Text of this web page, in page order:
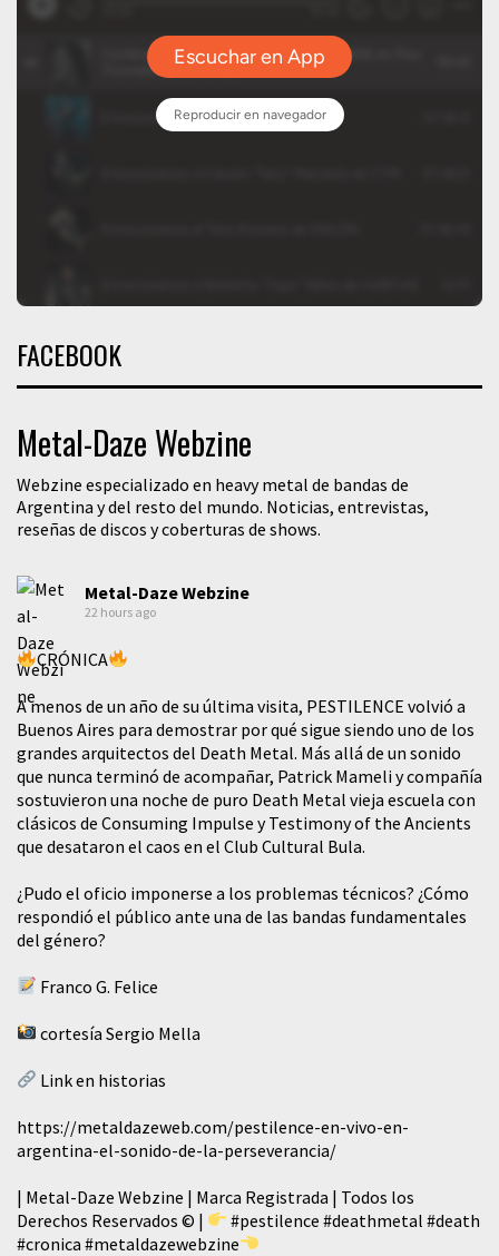
FACEBOOK
Metal-Daze Webzine
Webzine especializado en heavy metal de bandas de
Argentina y del resto del mundo. Noticias, entrevistas,
reseñas de discos y coberturas de shows.
Metal-Daze Webzine
22 hours ago
CRÓNICA
A menos de un año de su última visita, PESTILENCE volvió a
Buenos Aires para demostrar por qué sigue siendo uno de los
grandes arquitectos del Death Metal. Más allá de un sonido
que nunca terminó de acompañar, Patrick Mameli y compañía
sostuvieron una noche de puro Death Metal vieja escuela con
clásicos de Consuming Impulse y Testimony of the Ancients
que desataron el caos en el Club Cultural Bula.
¿Pudo el oficio imponerse a los problemas técnicos? ¿Cómo
respondió el público ante una de las bandas fundamentales
del género?
Franco G. Felice
cortesía Sergio Mella
Link en historias
https://metaldazeweb.com/pestilence-en-vivo-en-
argentina-el-sonido-de-la-perseverancia/
| Metal-Daze Webzine | Marca Registrada | Todos los
Derechos Reservados © |
#pestilence #deathmetal #death
#cronica #metaldazewebzine